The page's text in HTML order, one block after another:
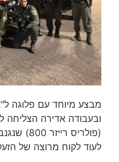
מבצע מיוחד עם פלוגה
ובעבודה אדירה
(פולריס
לעוד לקוח מרוצה של